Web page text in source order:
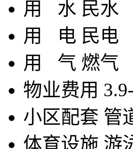
用 水 民水
用
电 民电
用 气 燃气
物业费用
小区配套 管
体育设施 游